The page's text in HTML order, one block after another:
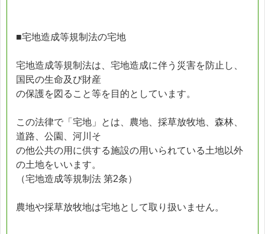
■宅地造成等規制法の宅地
宅地造成等規制法は、宅地造成に伴う災害を防止し、
国民の生命及び財産
の保護を図ること等を目的としています。
この法律で「宅地」とは、農地、採草放牧地、森林、
道路、公園、河川そ
の他公共の用に供する施設の用いられている土地以外
の土地をいいます。
（宅地造成等規制法 第2条）
農地や採草放牧地は宅地として取り扱いません。